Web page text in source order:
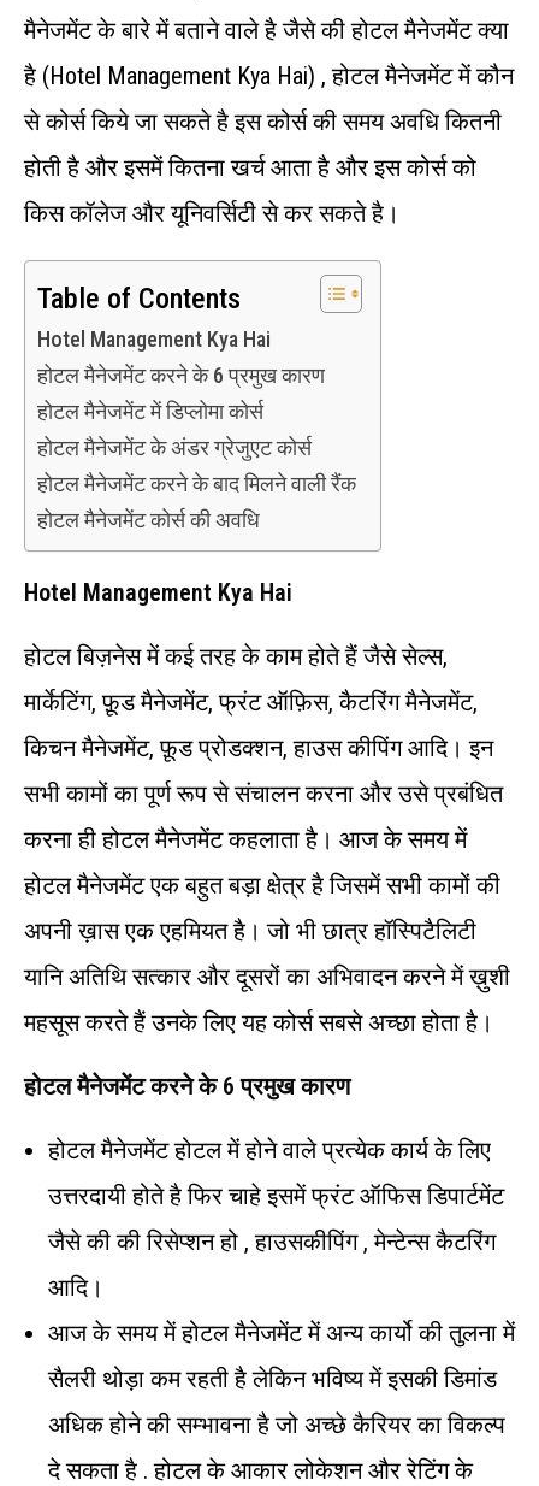
मैनेजमेंट के बारे में बताने वाले है जैसे की होटल मैनेजमेंट क्या
है (hotel Management Kya Hai) , होटल मैनेजमेंट में कौन
से कोर्स किये जा सकते है इस कोर्स की समय अवधि कितनी
होती है और इसमें कितना खर्च आता है और इस कोर्स को
किस कॉलेज और यूनिवर्सिटी से कर सकते है।
Table of Contents
Hotel Management Kya Hai
होटल मैनेजमेंट करने के 6 प्रमुख कारण
होटल मैनेजमेंट में डिप्लोमा कोर्स
होटल मैनेजमेंट के अंडर ग्रेजुएट कोर्स
होटल मैनेजमेंट करने के बाद मिलने वाली रैंक
होटल मैनेजमेंट कोर्स की अवधि
Hotel Management Kya Hai
होटल बिज़नेस में कई तरह के काम होते हैं जैसे सेल्स,
मार्केटिंग, फ़ूड मैनेजमेंट, फ्रंट ऑफ़िस, कैटरिंग मैनेजमेंट,
किचन मैनेजमेंट, फ़ूड प्रोडक्शन, हाउस कीपिंग आदि। इन
सभी कामों का पूर्ण रूप से संचालन करना और उसे प्रबंधित
करना ही होटल मैनेजमेंट कहलाता है। आज के समय में
होटल मैनेजमेंट एक बहुत बड़ा क्षेत्र है जिसमें सभी कामों की
अपनी ख़ास एक एहमियत है। जो भी छात्र हॉस्पिटैलिटी
यानि अतिथि सत्कार और दूसरों का अभिवादन करने में ख़ुशी
महसूस करते हैं उनके लिए यह कोर्स सबसे अच्छा होता है।
होटल मैनेजमेंट करने के 6 प्रमुख कारण
होटल मैनेजमेंट होटल में होने वाले प्रत्येक कार्य के लिए
उत्तरदायी होते है फिर चाहे इसमें फ्रंट ऑफिस डिपार्टमेंट
जैसे की की रिसेप्शन हो , हाउसकीपिंग , मेन्टेन्स कैटरिंग
आदि।
आज के समय में होटल मैनेजमेंट में अन्य कार्यो की तुलना में
सैलरी थोड़ा कम रहती है लेकिन भविष्य में इसकी डिमांड
अधिक होने की सम्भावना है जो अच्छे कैरियर का विकल्प
दे सकता है . होटल के आकार लोकेशन और रेटिंग के